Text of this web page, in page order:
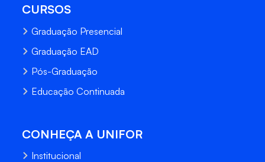
CURSOS
Graduação Presencial
Graduação EAD
Pós-Graduação
Educação Continuada
CONHEÇA A UNIFOR
Institucional